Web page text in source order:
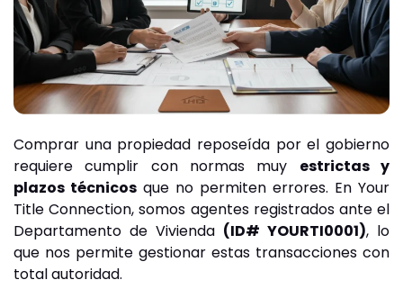
Comprar una propiedad reposeída por el gobierno
requiere cumplir con normas muy estrictas y
plazos técnicos que no permiten errores. En Your
Title Connection, somos agentes registrados ante el
Departamento de Vivienda (ID# YOURTI0001), lo
que nos permite gestionar estas transacciones con
total autoridad.